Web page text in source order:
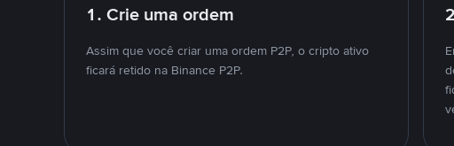
1. Crie uma ordem
Assim que você criar uma ordem P2P, o cripto ativo
ficará retido na Binance P2P.